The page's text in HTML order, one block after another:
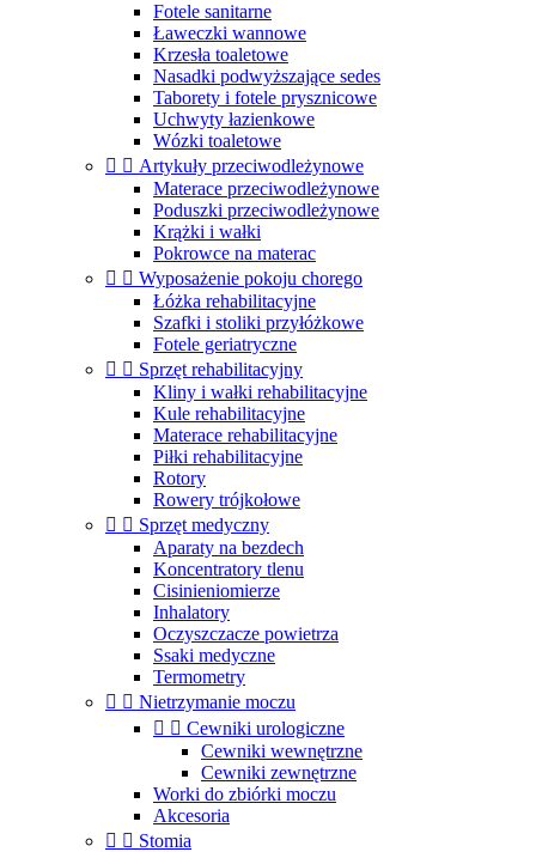
Fotele sanitarne
Ławeczki wannowe
Krzesła toaletowe
Nasadki podwyższające sedes
Taborety i fotele prysznicowe
Uchwyty łazienkowe
Wózki toaletowe
  Artykuły przeciwodleżynowe
Materace przeciwodleżynowe
Poduszki przeciwodleżynowe
Krążki i wałki
Pokrowce na materac
  Wyposażenie pokoju chorego
Łóżka rehabilitacyjne
Szafki i stoliki przyłóżkowe
Fotele geriatryczne
  Sprzęt rehabilitacyjny
Kliny i wałki rehabilitacyjne
Kule rehabilitacyjne
Materace rehabilitacyjne
Piłki rehabilitacyjne
Rotory
Rowery trójkołowe
  Sprzęt medyczny
Aparaty na bezdech
Koncentratory tlenu
Cisinieniomierze
Inhalatory
Oczyszczacze powietrza
Ssaki medyczne
Termometry
  Nietrzymanie moczu
  Cewniki urologiczne
Cewniki wewnętrzne
Cewniki zewnętrzne
Worki do zbiórki moczu
Akcesoria
  Stomia